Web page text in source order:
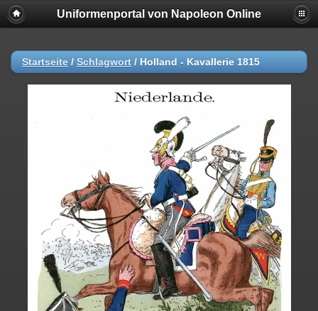
Uniformenportal von Napoleon Online
Startseite / Schlagwort / Holland - Kavallerie 1815